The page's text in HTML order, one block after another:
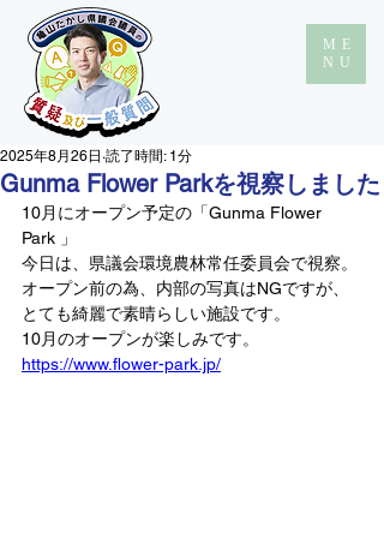
ME
NU
Gunma Flower Parkを視察しました
2025年8月26日 読了時間: 1分
10月にオープン予定の「Gunma Flower
Park 」
今日は、県議会環境農林常任委員会で視察。
オープン前の為、内部の写真はNGですが、
とても綺麗で素晴らしい施設です。
10月のオープンが楽しみです。
https://www.flower-park.jp/